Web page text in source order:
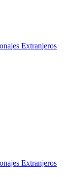
Extranjeros
Extranjeros